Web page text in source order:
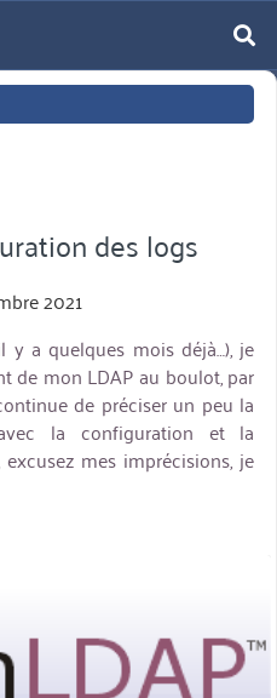
des logs
2021
y a quelques mois déjà…), je
de mon LDAP au boulot, par
de préciser un peu la
la configuration et la
mes imprécisions, je